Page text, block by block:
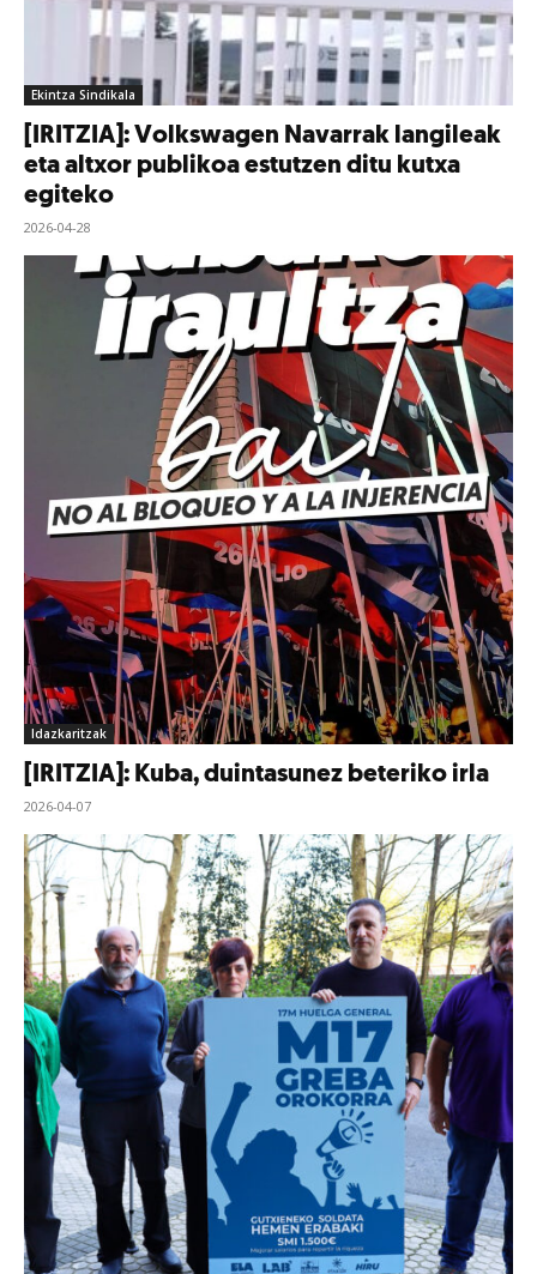
Ekintza Sindikala
[IRITZIA]: Volkswagen Navarrak langileak
eta altxor publikoa estutzen ditu kutxa
egiteko
2026-04-28
Idazkaritzak
[IRITZIA]: Kuba, duintasunez beteriko irla
2026-04-07